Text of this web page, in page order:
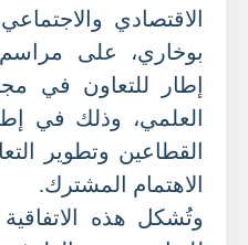
الاقتصادي
بوخاري، على مراسم
إطار للتعاون في
العلمي، وذلك في
القطاعين وتطوير
الاهتمام المشترك.
وتُشكل هذه الاتفاقية